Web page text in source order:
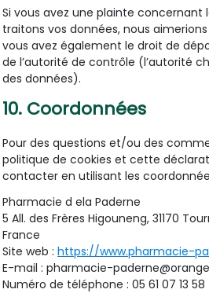
Si vous avez une plainte concernant
traitons vos données, nous
vous avez également le droit de
de l’autorité de contrôle (l’autorité
des données).
10. Coordonnées
Pour des questions et/ou des
politique de cookies et cette
contacter en utilisant les
Pharmacie d ela Paderne
5 All. des Frères Higouneng, 31170
France
Site web : https://www.pharmacie-
E-mail : pharmacie-paderne@
Numéro de téléphone : 05 61 07 13 58